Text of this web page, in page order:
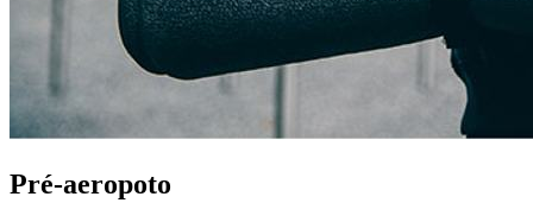
Pré-aeropoto